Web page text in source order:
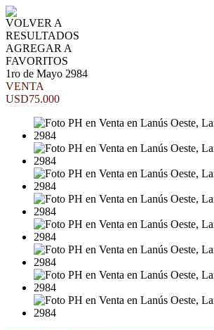
VOLVER A
RESULTADOS
AGREGAR A
FAVORITOS
1ro de Mayo 2984
VENTA
USD75.000